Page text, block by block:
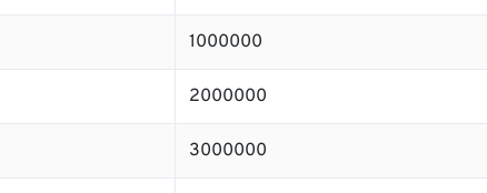
1000000
2000000
3000000